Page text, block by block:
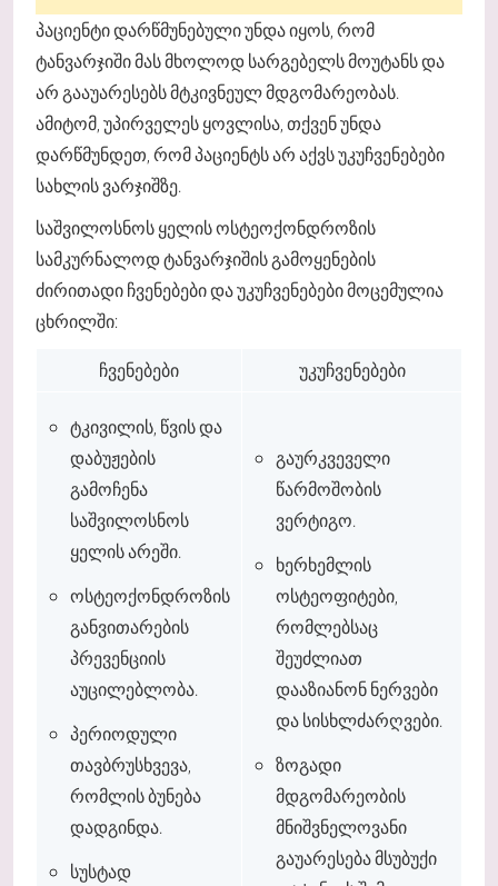
პაციენტი დარწმუნებული უნდა იყოს, რომ
ტანვარჯიში მას მხოლოდ სარგებელს მოუტანს და
არ გააუარესებს მტკივნეულ მდგომარეობას.
ამიტომ, უპირველეს ყოვლისა, თქვენ უნდა
დარწმუნდეთ, რომ პაციენტს არ აქვს უკუჩვენებები
სახლის ვარჯიშზე.
საშვილოსნოს ყელის ოსტეოქონდროზის
სამკურნალოდ ტანვარჯიშის გამოყენების
ძირითადი ჩვენებები და უკუჩვენებები მოცემულია
ცხრილში:
ჩვენებები უკუჩვენებები
ტკივილის, წვის და
დაბუჟების
გამოჩენა
საშვილოსნოს
ყელის არეში.
ოსტეოქონდროზის
განვითარების
პრევენციის
აუცილებლობა.
პერიოდული
თავბრუსხვევა,
რომლის ბუნება
დადგინდა.
სუსტად
გაურკვეველი
წარმოშობის
ვერტიგო.
ხერხემლის
ოსტეოფიტები,
რომლებსაც
შეუძლიათ
დააზიანონ ნერვები
და სისხლძარღვები.
ზოგადი
მდგომარეობის
მნიშვნელოვანი
გაუარესება მსუბუქი